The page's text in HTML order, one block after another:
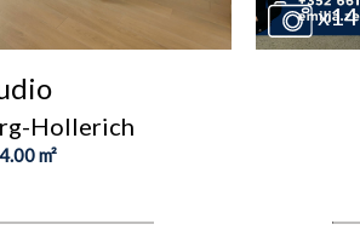
Hollerich
m²
x14